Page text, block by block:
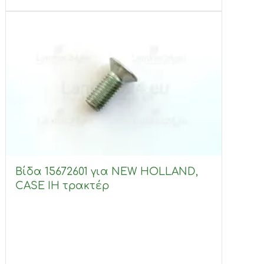
Βίδα 15672601 για NEW HOLLAND,
CASE IH τρακτέρ